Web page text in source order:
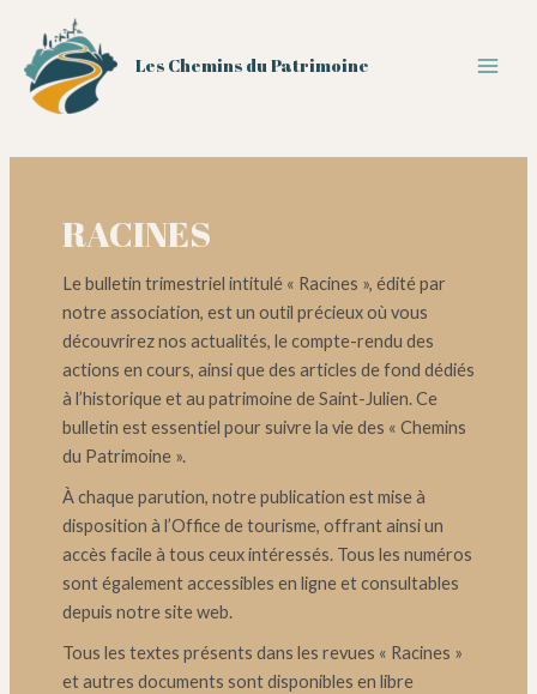
contenu
Les Chemins du Patrimoine
RACINES
Le bulletin trimestriel intitulé « Racines », édité par
notre association, est un outil précieux où vous
découvrirez nos actualités, le compte-rendu des
actions en cours, ainsi que des articles de fond dédiés
à l’historique et au patrimoine de Saint-Julien. Ce
bulletin est essentiel pour suivre la vie des « Chemins
du Patrimoine ».
À chaque parution, notre publication est mise à
disposition à l’Office de tourisme, offrant ainsi un
accès facile à tous ceux intéressés. Tous les numéros
sont également accessibles en ligne et consultables
depuis notre site web.
Tous les textes présents dans les revues « Racines »
et autres documents sont disponibles en libre